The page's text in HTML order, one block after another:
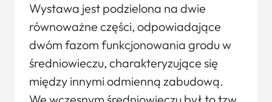
Wystawa jest podzielona na dwie
równoważne części, odpowiadające
dwóm fazom funkcjonowania grodu w
średniowieczu, charakteryzujące się
między innymi odmienną zabudową.